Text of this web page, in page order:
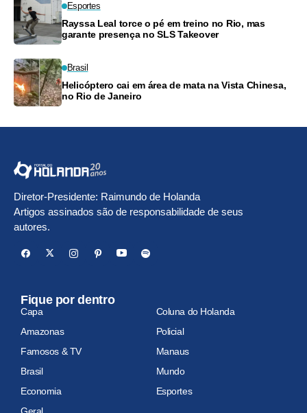
Esportes
Rayssa Leal torce o pé em treino no Rio, mas
garante presença no SLS Takeover
Brasil
Helicóptero cai em área de mata na Vista Chinesa,
no Rio de Janeiro
Diretor-Presidente: Raimundo de Holanda
Artigos assinados são de responsabilidade de seus
autores.
Fique por dentro
Capa
Coluna do Holanda
Amazonas
Policial
Famosos & TV
Manaus
Brasil
Mundo
Economia
Esportes